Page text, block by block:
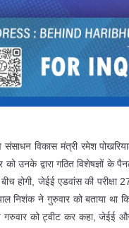
संसाधन विकास मंत्री रमेश
को उनके द्वारा गठित विशेषज्ञों के
होगी, जेईई एडवांस की परीक्षा
निशंक ने गुरुवार को बताया था
को ट्वीट कर कहा, जेईई और